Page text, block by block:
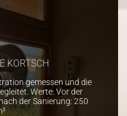
KORTSCH
gemessen und die
Werte: Vor der
der Sanierung: 250